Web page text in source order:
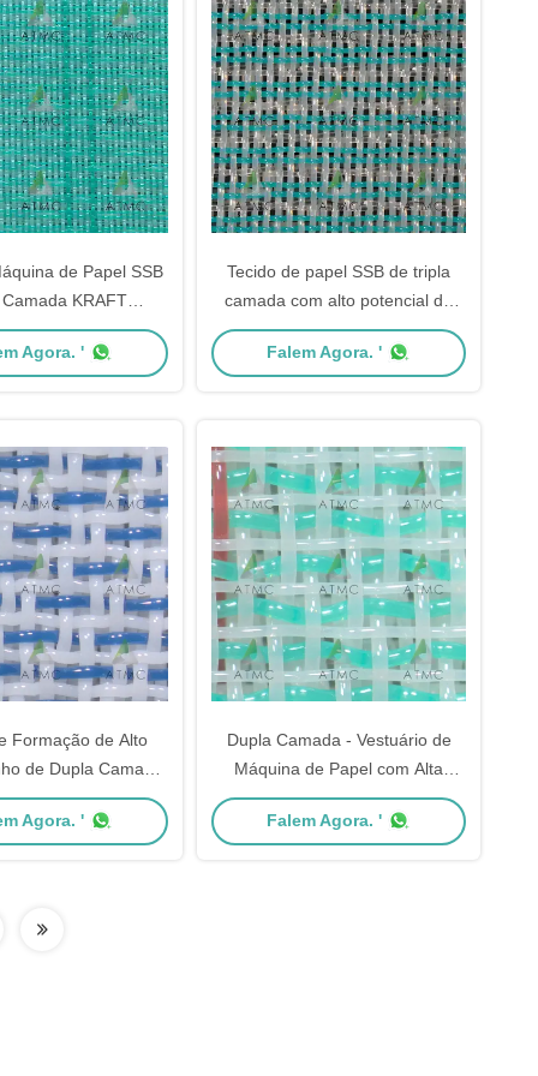
de Papel SSB
KRAFT
400CFM: Lado
Fino e Lado de
Fácil
Agora. '
Tecido de papel SSB de tripla
camada com alto potencial de
desgaste KRAFT
SSB60210WM52-430CFM –
Fácil
Falem Agora. '
Formação de Alto
de Dupla Camada
Board & Embalagem
DLA41816SC-
Desgaste
Agora. '
Dupla Camada - Vestuário de
Máquina de Papel com Alta
Drenagem e Suporte de Fibra -
Tela Grossa KRAFT
Falem Agora. '